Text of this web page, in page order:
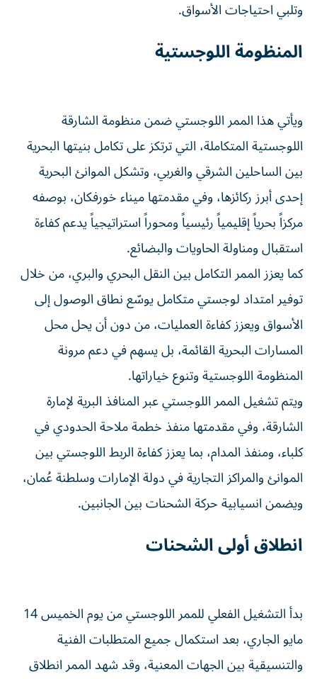
المنظومة اللوجستية
الشرقي والغربي، وتشكل الموانئ البحرية إحدى أبرز ركائزها،
وفي مقدمتها ميناء خورفكان، بوصفه مركزاً بحرياً إقليمياً رئيسياً
ومحوراً استراتيجياً يدعم كفاءة استقبال ومناولة الحاويات
والبضائع.
كما يعزز الممر التكامل بين النقل البحري والبري، من خلال
توفير امتداد لوجستي متكامل يوسّع نطاق الوصول إلى الأسواق
ويعزز كفاءة العمليات، من دون أن يحل محل المسارات البحرية
القائمة، بل يسهم في دعم مرونة المنظومة اللوجستية وتنوع
خياراتها.
ويتم تشغيل الممر اللوجستي عبر المنافذ البرية لإمارة الشارقة،
وفي مقدمتها منفذ خطمة ملاحة الحدودي في كلباء، ومنفذ
المدام، بما يعزز كفاءة الربط اللوجستي بين الموانئ والمراكز
التجارية في دولة الإمارات وسلطنة عُمان، ويضمن انسيابية
حركة الشحنات بين الجانبين.
انطلاق أولى الشحنات
الجاري، بعد استكمال جميع المتطلبات الفنية والتنسيقية بين
ميناء خالد في الشارقة إلى ميناء صحار، مروراً بمنفذ خطمة
ملاحة الحدودي، في خطوة نوعية تؤكد جاهزية المنظومة
التشغيلية، وتعكس كفاءة التكامل بين المسارات البحرية